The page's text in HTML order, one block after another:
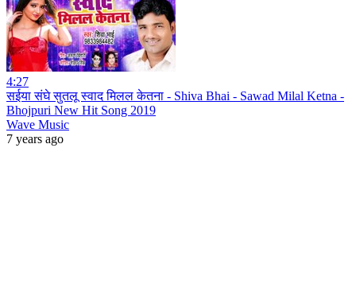
4:27
सईया संघे सुतलू स्वाद मिलल केतना - Shiva Bhai - Sawad Milal Ketna -
Bhojpuri New Hit Song 2019
Wave Music
7 years ago